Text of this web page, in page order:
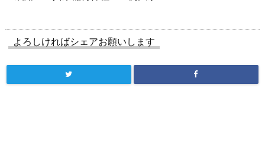
よろしければシェアお願いします